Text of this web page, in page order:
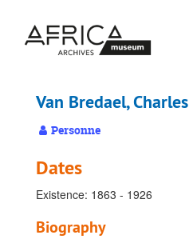
contenu
Van Bredael, Charles
Personne
Dates
Existence: 1863 - 1926
Biography